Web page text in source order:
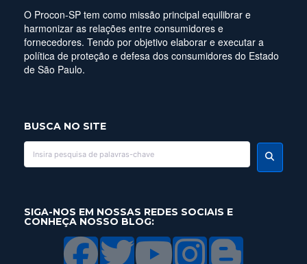
O Procon-SP tem como missão principal equilibrar e
harmonizar as relações entre consumidores e
fornecedores. Tendo por objetivo elaborar e executar a
política de proteção e defesa dos consumidores do Estado
de São Paulo.
BUSCA NO SITE
SIGA-NOS EM NOSSAS REDES SOCIAIS E
CONHEÇA NOSSO BLOG: